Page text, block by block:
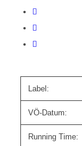
Label:
VÖ-Datum:
Running Time: